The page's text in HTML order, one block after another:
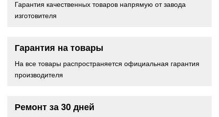
Гарантия качественных товаров напрямую от завода
изготовителя
Гарантия на товары
На все товары распространяется официальная гарантия
производителя
Ремонт за 30 дней